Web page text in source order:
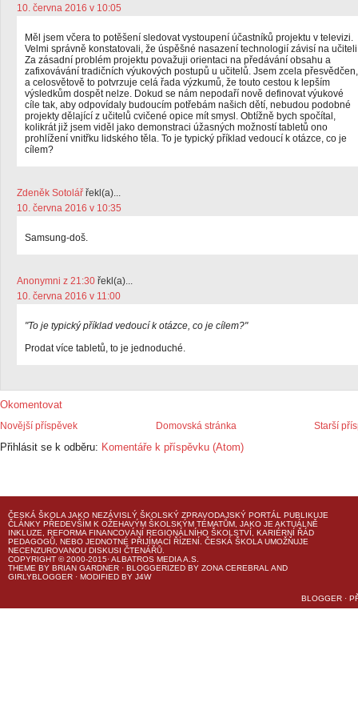
10. června 2016 v 10:05
Měl jsem včera to potěšení sledovat vystoupení účastníků projektu v televizi.
Velmi správně konstatovali, že úspěšné nasazení technologií závisí na
Za zásadní problém projektu považuji orientaci na předávání obsahu a
zafixovávání tradičních výukových postupů u učitelů. Jsem zcela přesvědčen,
a celosvětově to potvrzuje celá řada výzkumů, že touto cestou k lepším
výsledkům dospět nelze. Dokud se nám nepodaří nově definovat výukové
cíle tak, aby odpovídaly budoucím potřebám našich dětí, nebudou podobné
projekty dělající z učitelů cvičené opice mít smysl. Obtížně bych spočítal,
kolikrát již jsem viděl jako demonstraci úžasných možností tabletů ono
prohlížení vnitřku lidského těla. To je typický příklad vedoucí k otázce, co je
cílem?
Zdeněk Sotolář řekl(a)...
10. června 2016 v 10:35
Samsung-doš.
Anonymni z 21:30 řekl(a)...
10. června 2016 v 11:00
"To je typický příklad vedoucí k otázce, co je cílem?"
Prodat více tabletů, to je jednoduché.
Okomentovat
Novější příspěvek Starší
Domovská stránka
Přihlásit se k odběru: Komentáře k příspěvku (Atom)
ČESKÁ ŠKOLA JAKO NEZÁVISLÝ ŠKOLSKÝ ZPRAVODAJSKÝ PORTÁL PUBLIKUJE
ČLÁNKY PŘEDEVŠÍM K OŽEHAVÝM ŠKOLSKÝM TÉMATŮM, JAKO JE AKTUÁLNĚ
INKLUZE, REFORMA FINANCOVÁNÍ REGIONÁLNÍHO ŠKOLSTVÍ, KARIÉRNÍ ŘÁD
PEDAGOGŮ, NEBO JEDNOTNÉ PŘIJÍMACÍ ŘÍZENÍ. ČESKÁ ŠKOLA UMOŽŇUJE
NECENZUROVANOU DISKUSI ČTENÁŘŮ.
COPYRIGHT © 2000-2015· ALBATROS MEDIA A.S.
THEME BY BRIAN GARDNER · BLOGGERIZED BY ZONA CEREBRAL AND
GIRLYBLOGGER · MODIFIED BY J4W
BLOGGER ·